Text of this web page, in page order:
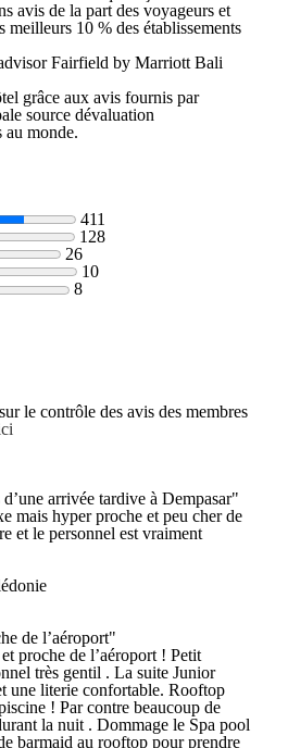
avis de la part des voyageurs et
meilleurs 10 % des établissements
Fairfield by Marriott Bali
grâce aux avis fournis par
source dévaluation
au monde.
411
128
26
10
8
le contrôle des avis des membres
arrivée tardive à Dempasar"
mais hyper proche et peu cher de
et le personnel est vraiment
de l’aéroport"
proche de l’aéroport ! Petit
très gentil . La suite Junior
une literie confortable. Rooftop
! Par contre beaucoup de
la nuit . Dommage le Spa pool
barmaid au rooftop pour prendre